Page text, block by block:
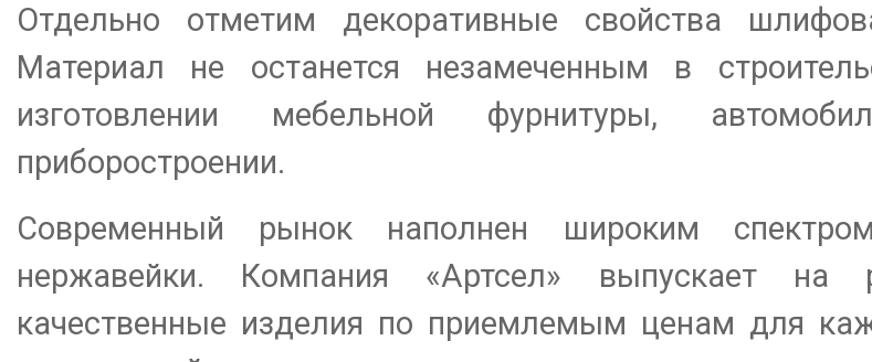
Отдельно отметим декоративные свойства
Материал не останется незамеченным в
изготовлении мебельной фурнитуры,
приборостроении.
Современный рынок наполнен широким
нержавейки. Компания «Артсел» выпускает на
качественные изделия по приемлемым ценам для